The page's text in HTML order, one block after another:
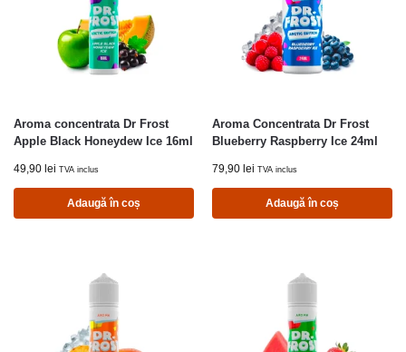
Aroma concentrata Dr Frost
Apple Black Honeydew Ice 16ml
49,90 lei TVA inclus
Adaugă în coș
Aroma Concentrata Dr Frost
Blueberry Raspberry Ice 24ml
79,90 lei TVA inclus
Adaugă în coș